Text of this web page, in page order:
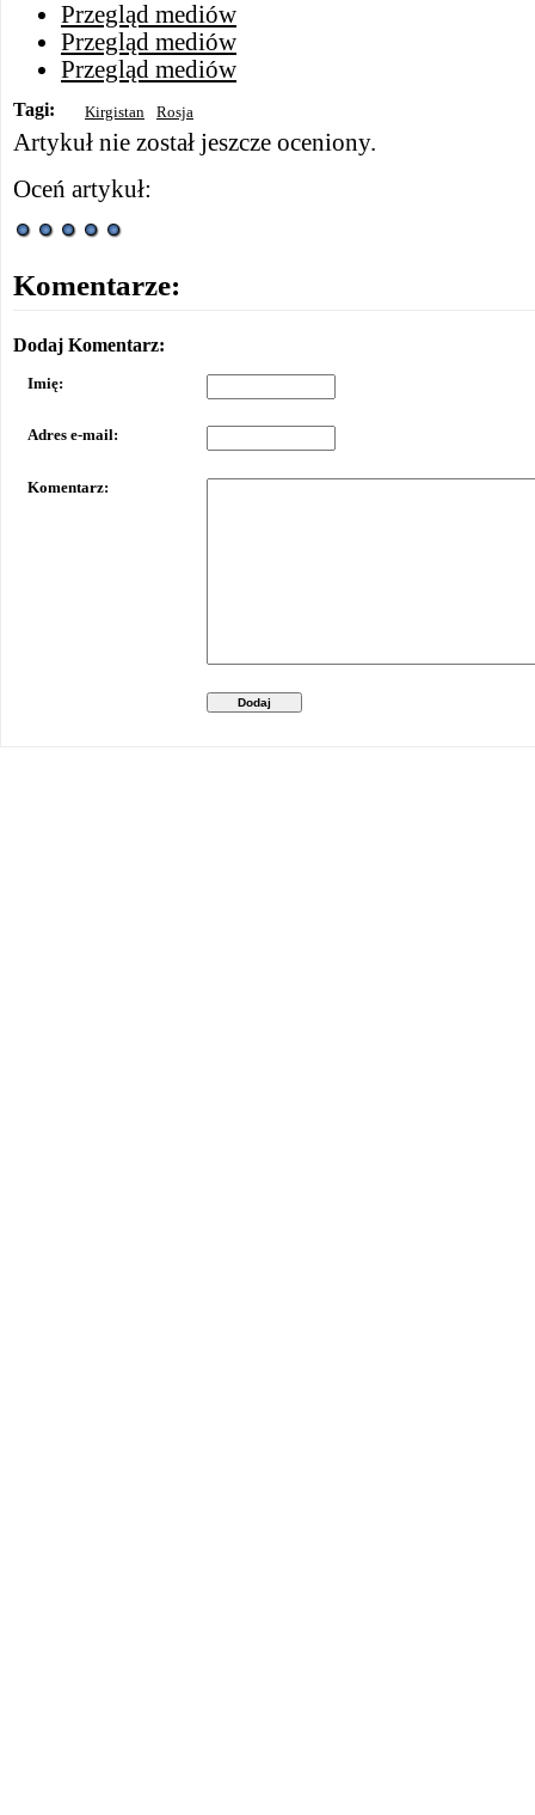
Przegląd mediów
Przegląd mediów
Przegląd mediów
Tagi: Kirgistan Rosja
Artykuł nie został jeszcze oceniony.
Oceń artykuł:
Komentarze:
Dodaj Komentarz:
Imię:
Adres e-mail:
Komentarz:
Dodaj